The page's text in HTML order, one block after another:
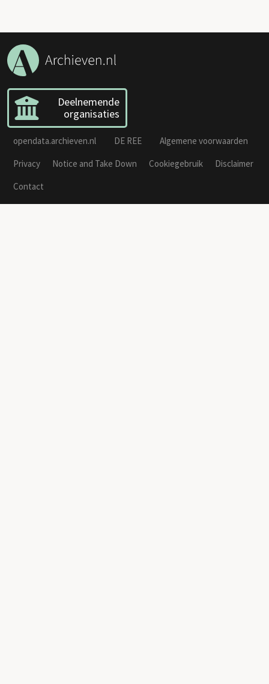
Deelnemende
organisaties
opendata.archieven.nl DE REE
Algemene voorwaarden
Privacy
Notice and Take Down Cookiegebruik
Disclaimer
Contact